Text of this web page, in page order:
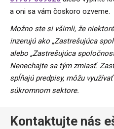
a oni sa vám čoskoro ozveme.
Možno ste si všimli, že
inzerujú ako „Zastrešujúca
alebo „Zastrešujúca
Nenechajte sa tým zmiasť.
spĺňajú predpisy, môžu
súkromnom sektore.
Kontaktujte nás